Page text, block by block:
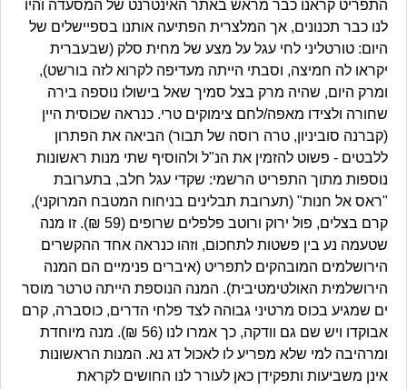
התפריט קראנו כבר מראש באתר האינטרנט של המסעדה והיו
לנו כבר תכנונים, אך המלצרית הפתיעה אותנו בספיישלים של
היום: טורטליני לחי עגל על מצע של מחית סלק (שבעברית
יקראו לה חמיצה, וסבתי הייתה מעדיפה לקרוא לזה בורשט),
ומרק היום, שהיה מרק בצל סמיך שאל בישולו נוספה בירה
שחורה ולצידו מאפה/לחם צימוקים טרי. כנראה שכוסית היין
(קברנה סוביניון, טרה רוסה של תבור) הביאה את הפתרון
ללבטים - פשוט להזמין את הנ"ל ולהוסיף שתי מנות ראשונות
נוספות מתוך התפריט הרשמי: שקדי עגל חלב, בתערובת
"ראס אל חנות" (תערובת תבלינים בניחוח המטבח המרוקני),
קרם בצלים, פול ירוק ורוטב פלפלים שרופים (59 ₪). זו מנה
שטעמה נע בין פשטות לתחכום, וזהו כנראה אחד ההקשרים
הירושלמים המובהקים לתפריט (איברים פנימיים הם המנה
הירושלמית האולטימטיבית). המנה הנוספת הייתה טרטר מוסר
ים שמגיע בכוס מרטיני גבוהה לצד פלחי הדרים, כוסברה, קרם
אבוקדו ויש שם גם וודקה, כך אמרו לנו (56 ₪). מנה מיוחדת
ומרהיבה למי שלא מפריע לו לאכול דג נא. המנות הראשונות
אינן משביעות ותפקידן כאן לעורר לנו החושים לקראת